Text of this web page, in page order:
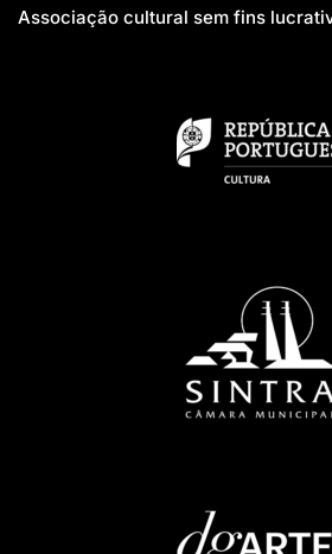
Associação cultural sem fins